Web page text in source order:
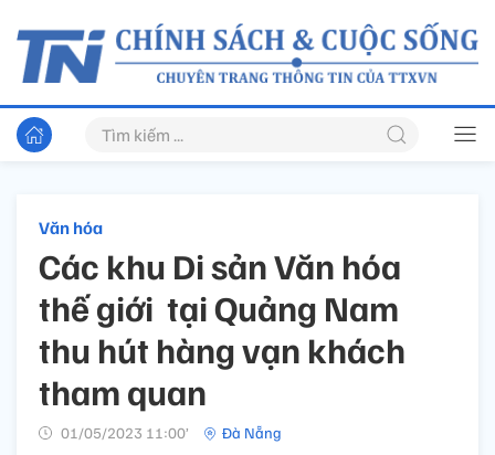
Văn hóa
Các khu Di sản Văn hóa
thế giới tại Quảng Nam
thu hút hàng vạn khách
tham quan
01/05/2023 11:00’ Đà Nẵng